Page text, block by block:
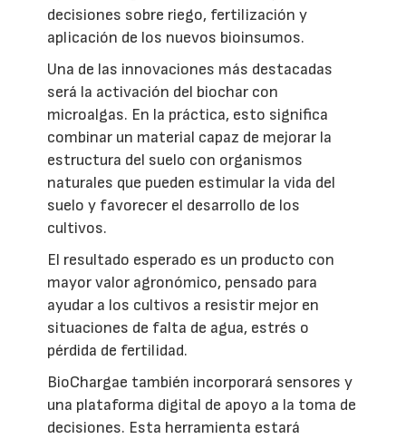
decisiones sobre riego, fertilización y
aplicación de los nuevos bioinsumos.
Una de las innovaciones más destacadas
será la activación del biochar con
microalgas. En la práctica, esto significa
combinar un material capaz de mejorar la
estructura del suelo con organismos
naturales que pueden estimular la vida del
suelo y favorecer el desarrollo de los
cultivos.
El resultado esperado es un producto con
mayor valor agronómico, pensado para
ayudar a los cultivos a resistir mejor en
situaciones de falta de agua, estrés o
pérdida de fertilidad.
BioChargae también incorporará sensores y
una plataforma digital de apoyo a la toma de
decisiones. Esta herramienta estará